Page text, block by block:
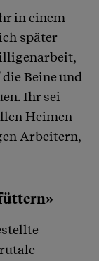
in einem
später
Beine und
Ihr sei
Heimen
Arbeitern,